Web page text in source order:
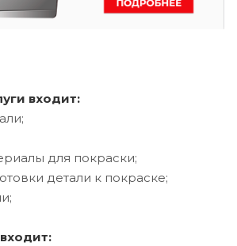
входит:
для покраски;
детали к покраске;